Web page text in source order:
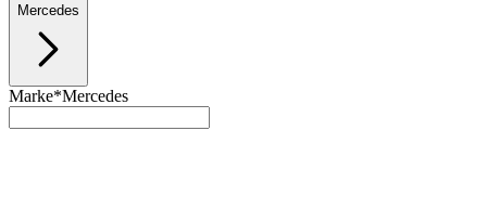
Mercedes
Marke*Mercedes